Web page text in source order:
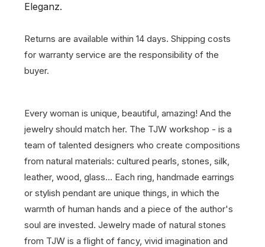
Eleganz.
Returns are available within 14 days. Shipping costs
for warranty service are the responsibility of the
buyer.
Every woman is unique, beautiful, amazing! And the
jewelry should match her. The TJW workshop - is a
team of talented designers who create compositions
from natural materials: cultured pearls, stones, silk,
leather, wood, glass… Each ring, handmade earrings
or stylish pendant are unique things, in which the
warmth of human hands and a piece of the author's
soul are invested. Jewelry made of natural stones
from TJW is a flight of fancy, vivid imagination and